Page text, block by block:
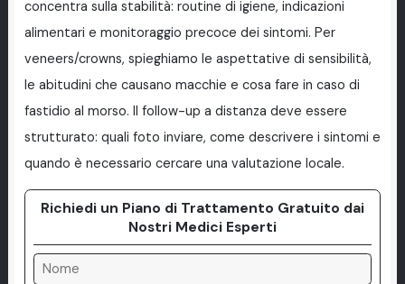
concentra sulla stabilità: routine di igiene, indicazioni
alimentari e monitoraggio precoce dei sintomi. Per
veneers/crowns, spieghiamo le aspettative di sensibilità,
le abitudini che causano macchie e cosa fare in caso di
fastidio al morso. Il follow-up a distanza deve essere
strutturato: quali foto inviare, come descrivere i sintomi e
quando è necessario cercare una valutazione locale.
Richiedi un Piano di Trattamento Gratuito dai
Nostri Medici Esperti